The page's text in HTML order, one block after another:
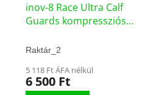
inov-8 Race Ultra Calf
Guards kompressziós
Raktár_2
5 118 Ft ÁFA nélkül
6 500 Ft